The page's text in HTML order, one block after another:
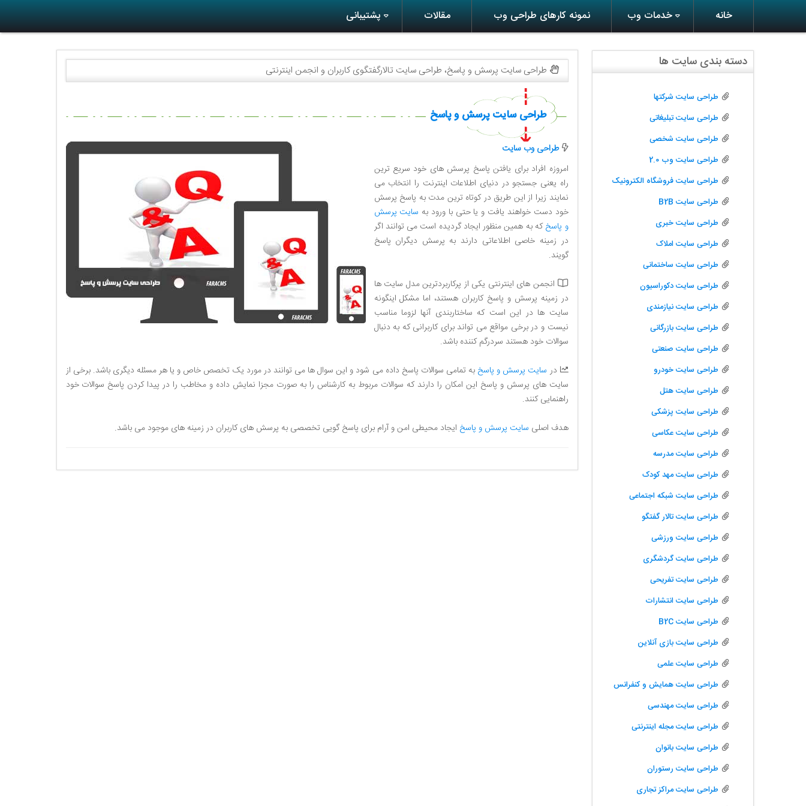
خانه خدمات وب نمونه کارهای طراحی وب مقالات پشتیبانی
دسته بندی سایت ها
طراحی سایت شرکتها
طراحی سایت تبلیغاتی
طراحی سایت شخصی
طراحی سایت وب 2.0
طراحی سایت فروشگاه الکترونیک
طراحی سایت B2B
طراحی سایت خبری
طراحی سایت املاک
طراحی سایت ساختمانی
طراحی سایت دکوراسیون
طراحی سایت نیازمندی
طراحی سایت بازرگانی
طراحی سایت صنعتی
طراحی سایت خودرو
طراحی سایت هتل
طراحی سایت پزشکی
طراحی سایت عکاسی
طراحی سایت مدرسه
طراحی سایت مهد کودک
طراحی سایت شبکه اجتماعی
طراحی سایت تالار گفتگو
طراحی سایت ورزشی
طراحی سایت گردشگری
طراحی سایت تفریحی
طراحی سایت انتشارات
طراحی سایت B2C
طراحی سایت بازی آنلاین
طراحی سایت علمی
طراحی سایت همایش و کنفرانس
طراحی سایت مهندسی
طراحی سایت مجله اینترنتی
طراحی سایت بانوان
طراحی سایت رستوران
طراحی سایت مراکز تجاری
طراحی سایت پرسش و پاسخ، طراحی سایت تالارگفتگوی کاربران و انجمن اینترنتی
طراحی سایت پرسش و پاسخ
طراحی وب سایت
امروزه افراد برای یافتن پاسخ پرسش های خود سریع ترین
راه یعنی جستجو در دنیای اطلاعات اینترنت را انتخاب می
نمایند زیرا از این طریق در کوتاه ترین مدت به پاسخ پرسش
خود دست خواهند یافت و یا حتی با ورود به سایت پرسش
و پاسخ که به همین منظور ایجاد گردیده است می توانند اگر
در زمینه خاصی اطلاعاتی دارند به پرسش دیگران پاسخ
گویند.
انجمن های اینترنتی یکی از پرکاربردترین مدل سایت ها
در زمینه پرسش و پاسخ کاربران هستند، اما مشکل اینگونه
سایت ها در این است که ساختاربندی آنها لزوما مناسب
نیست و در برخی مواقع می تواند برای کاربرانی که به دنبال
سوالات خود هستند سردرگم کننده باشد.
در سایت پرسش و پاسخ به تمامی سوالات پاسخ داده می شود و این سوال ها می توانند در مورد یک تخصص خاص و یا هر مسئله دیگری باشد. برخی از
سایت های پرسش و پاسخ این امکان را دارند که سوالات مربوط به کارشناس را به صورت مجزا نمایش داده و مخاطب را در پیدا کردن پاسخ سوالات خود
راهنمایی کنند.
هدف اصلی سایت پرسش و پاسخ ایجاد محیطی امن و آرام برای پاسخ گویی تخصصی به پرسش های کاربران در زمینه های موجود می باشد.